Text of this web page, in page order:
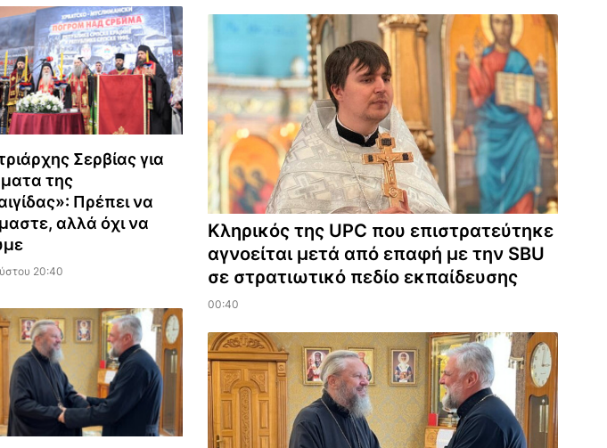
Σερβίας για
της
Πρέπει να
αλλά όχι να
20:40
Κληρικός της UPC που επιστρατεύτηκε
αγνοείται μετά από επαφή με την SBU
σε στρατιωτικό πεδίο εκπαίδευσης
00:40